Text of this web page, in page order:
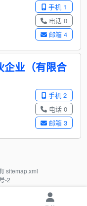
手机 1
电话 0
邮箱 4
企业（有限合
手机 2
电话 0
邮箱 3
sitemap.xml
-2